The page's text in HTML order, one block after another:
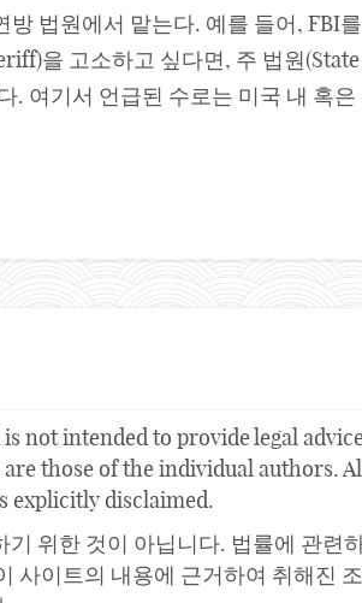
법원에서 맡는다. 예를 들어, FBI
을 고소하고 싶다면, 주 법원
여기서 언급된 수로는 미국 내 혹
intended to provide legal
those of the individual authors.
explicitly disclaimed.
위한 것이 아닙니다. 법률에 관련
이트의 내용에 근거하여 취해진